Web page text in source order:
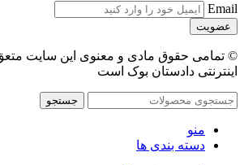
Email
© تمامی حقوق مادی و معنوی این سایت
اینترنتی دادستان بوک است
جستجو
منو
دسته بندی ها